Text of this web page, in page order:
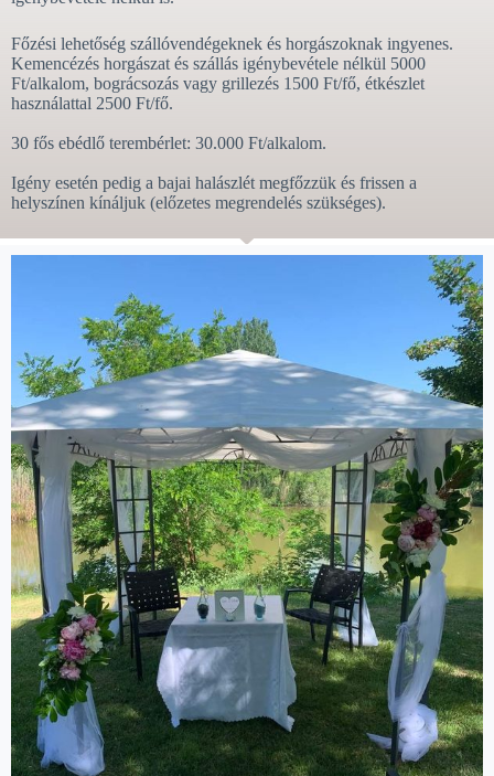
Főzési lehetőség szállóvendégeknek és horgászoknak ingyenes.
Kemencézés horgászat és szállás igénybevétele nélkül 5000
Ft/alkalom, bográcsozás vagy grillezés 1500 Ft/fő, étkészlet
használattal 2500 Ft/fő.
30 fős ebédlő terembérlet: 30.000 Ft/alkalom.
Igény esetén pedig a bajai halászlét megfőzzük és frissen a
helyszínen kínáljuk (előzetes megrendelés szükséges).